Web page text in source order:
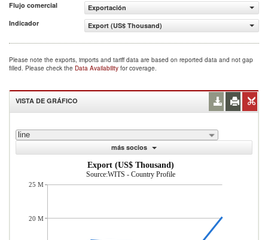
Flujo comercial
Exportación
Indicador
Export (US$ Thousand)
Please note the exports, imports and tariff data are based on reported data and not gap
filled. Please check the Data Availability for coverage.
VISTA DE GRÁFICO
line
más socios
Export (US$ Thousand)
Source:WITS - Country Profile
25 M
20 M